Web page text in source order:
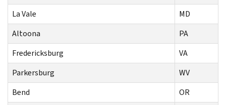
La Vale
MD
Altoona
PA
Fredericksburg
VA
Parkersburg
WV
Bend
OR